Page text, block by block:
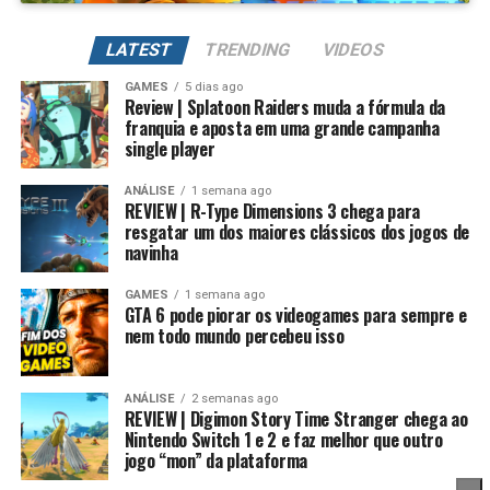
Essa mudança também pode representar um passo
importante para o futuro da franquia. Durante muitos
anos, Splatoon foi visto principalmente como um jogo
competitivo, mas Splatoon Raiders mostra que existe
espaço para expandir esse universo com uma campanha
mais ambiciosa e cheia de conteúdo. Caso a recepção dos
jogadores seja positiva, é bem possível que a Nintendo
continue investindo nesse formato e transforme o modo
história em um dos pilares da série daqui para frente.
No fim das contas, fica a sensação de que Splatoon
Raiders funciona como um grande laboratório para o
futuro da franquia. A Nintendo parece estar testando
Além de evoluir seus Digimons para formas mais
poderosas, também é possívelregredir a evolução
para fortalecer permanentemente seus atributos.
Na prática, um Digimon pode voltar para sua forma
inicial, mantendo um potencial muito maior. Conforme
você repete esse processo, desbloqueia novas linhas
evolutivas e aumenta bastante os atributos, permitindo
alcançar formas como Campeão, Ultimate e Mega com
estatísticas cada vez melhores.
É um sistema profundo que recompensa quem gosta de
montar equipes fortes e experimentar diferentes
árvores evolutivas.
LATEST TRENDING VIDEOS
GAMES 5 dias ago
Review | Splatoon Raiders muda a fórmula da
franquia e aposta em uma grande campanha
single player
ANÁLISE 1 semana ago
REVIEW | R-Type Dimensions 3 chega para
resgatar um dos maiores clássicos dos jogos de
navinha
GAMES 1 semana ago
GTA 6 pode piorar os videogames para sempre e
nem todo mundo percebeu isso
ANÁLISE 2 semanas ago
REVIEW | Digimon Story Time Stranger chega ao
Nintendo Switch 1 e 2 e faz melhor que outro
jogo “mon” da plataforma